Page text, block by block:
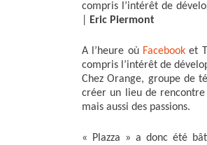
e
o
o
k
t
e
r
d
I
n
compris l’intérêt de
Eric Piermont
A l’heure où Facebooket
compris l’intérêt de
Chez Orange, groupe de
créer un lieu de rencontre
mais aussi des passions.
« Plazza » a donc été